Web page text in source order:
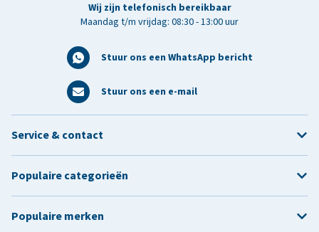
Wij zijn telefonisch bereikbaar
Maandag t/m vrijdag: 08:30 - 13:00 uur
Stuur ons een WhatsApp bericht
Stuur ons een e-mail
Service & contact
Populaire categorieën
Populaire merken